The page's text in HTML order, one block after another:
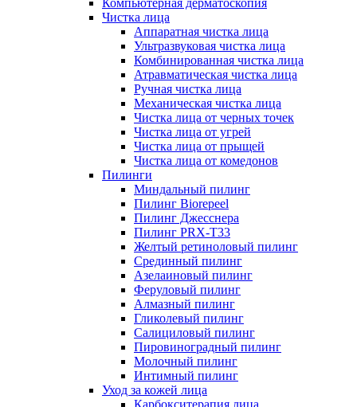
Компьютерная дерматоскопия
Чистка лица
Аппаратная чистка лица
Ультразвуковая чистка лица
Комбинированная чистка лица
Атравматическая чистка лица
Ручная чистка лица
Механическая чистка лица
Чистка лица от черных точек
Чистка лица от угрей
Чистка лица от прыщей
Чистка лица от комедонов
Пилинги
Миндальный пилинг
Пилинг Biorepeel
Пилинг Джесснера
Пилинг PRX-T33
Желтый ретиноловый пилинг
Срединный пилинг
Азелаиновый пилинг
Феруловый пилинг
Алмазный пилинг
Гликолевый пилинг
Салициловый пилинг
Пировиноградный пилинг
Молочный пилинг
Интимный пилинг
Уход за кожей лица
Карбокситерапия лица